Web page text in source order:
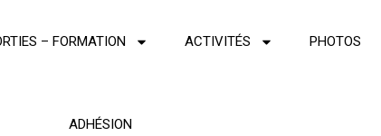
– FORMATION ACTIVITÉS PHOTOS
ADHÉSION